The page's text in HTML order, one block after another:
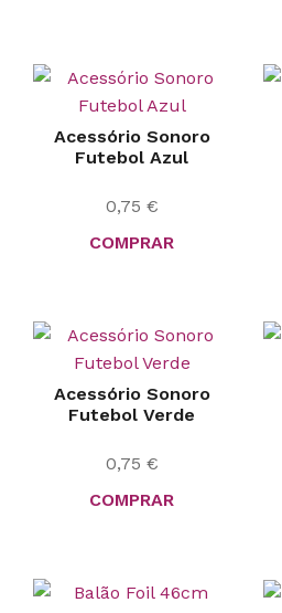
Acessório Sonoro
Futebol Azul
0,75 €
COMPRAR
Acessório Sonoro
Futebol Verde
0,75 €
COMPRAR